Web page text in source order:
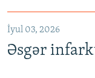
İyul 03, 2026
Əsgər